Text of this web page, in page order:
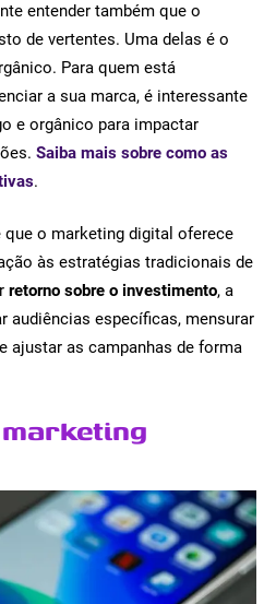
entender também que o
de vertentes. Uma delas é o
Para quem está
a sua marca, é interessante
e orgânico para impactar
Saiba mais sobre como as
.
o marketing digital oferece
às estratégias tradicionais de
retorno sobre o investimento, a
audiências específicas, mensurar
ajustar as campanhas de forma
marketing